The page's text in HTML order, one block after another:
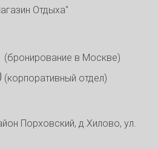
Отдыха"
(бронирование в Москве)
(корпоративный отдел)
Порховский, д.Хилово, ул.